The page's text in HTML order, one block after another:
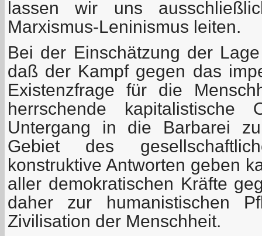
lassen wir uns
Marxismus-Leninismus leiten.
Bei der Einschätzung der
daß der Kampf gegen das
Existenzfrage für die
herrschende kapitalistische
Untergang in die Barbarei
Gebiet des
konstruktive Antworten geben
aller demokratischen Kräfte
daher zur humanistischen
Zivilisation der Menschheit.